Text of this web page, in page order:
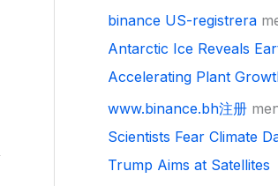
binance US-registrera
Antarctic Ice Reveals
Accelerating Plant
www.binance.bh注册
Scientists Fear Climate
Trump Aims at Satellites